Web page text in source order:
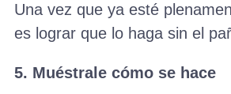
Una vez que ya esté
es lograr que lo haga sin el
5. Muéstrale cómo se hace